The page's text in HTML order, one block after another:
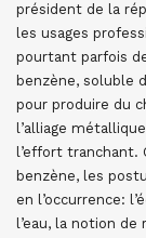
président de la
les usages
pourtant parfois
benzène, soluble
pour produire du
l’alliage
l’effort tranchant.
benzène, les
en l’occurrence:
l’eau, la notion